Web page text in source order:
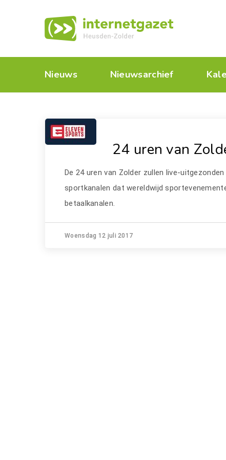
Nieuws Nieuwsarchief
24 uren van
De 24 uren van Zolder zullen live-
sportkanalen dat wereldwijd
betaalkanalen.
Woensdag 12 juli 2017